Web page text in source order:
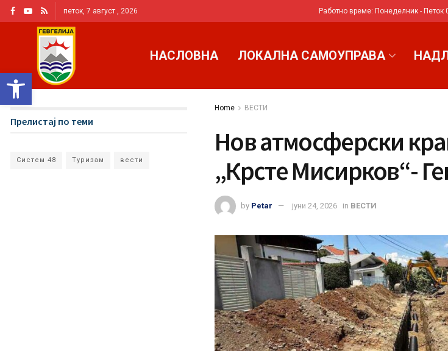
Open toolbar
петок, 7 август , 2026 Работно време: Понеделник - Петок
НАСЛОВНА ЛОКАЛНА САМОУПРАВА
Home ВЕСТИ
Нов атмосферски
„Крсте Мисирков“-
by Petar јуни 24, 2026 in ВЕСТИ
Прелистај по теми
Систем 48 Туризам вести